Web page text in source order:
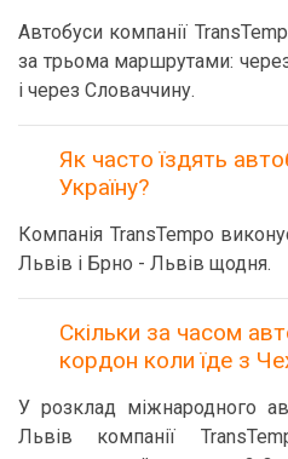
Автобуси компанії
за трьома маршрутами:
і через Словаччину.
Як часто їздять
Україну?
Компанія TransTempo
Львів і Брно - Львів щодня.
Скільки за часом
кордон коли їде з
У розклад міжнародного
Львів компанії